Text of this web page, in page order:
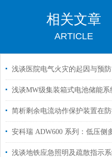
相关文章
ARTICLE
浅谈医院电气火灾的起因与预防